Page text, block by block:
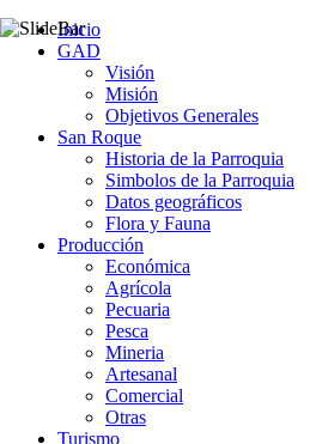
Inicio
GAD
Visión
Misión
Objetivos Generales
San Roque
Historia de la Parroquia
Simbolos de la Parroquia
Datos geográficos
Flora y Fauna
Producción
Económica
Agrícola
Pecuaria
Pesca
Mineria
Artesanal
Comercial
Otras
Turismo